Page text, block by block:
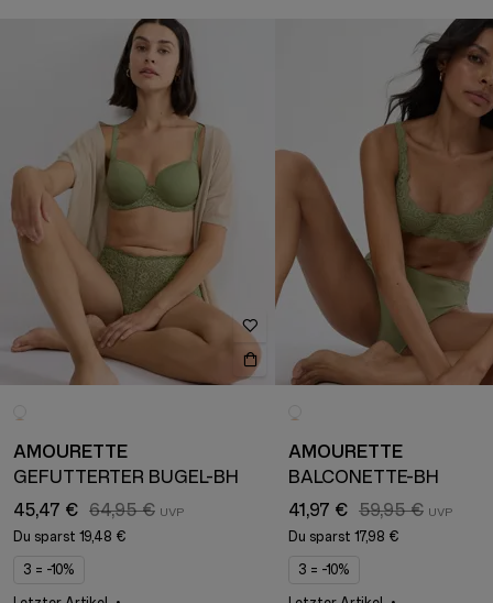
AMOURETTE
GEFÜTTERTER BÜGEL-BH
45,47 € 64,95 €
Du sparst 19,48 €
3 = -10%
AMOURETTE
BALCONETTE-BH
41,97 € 59,95 €
Du sparst 17,98 €
3 = -10%